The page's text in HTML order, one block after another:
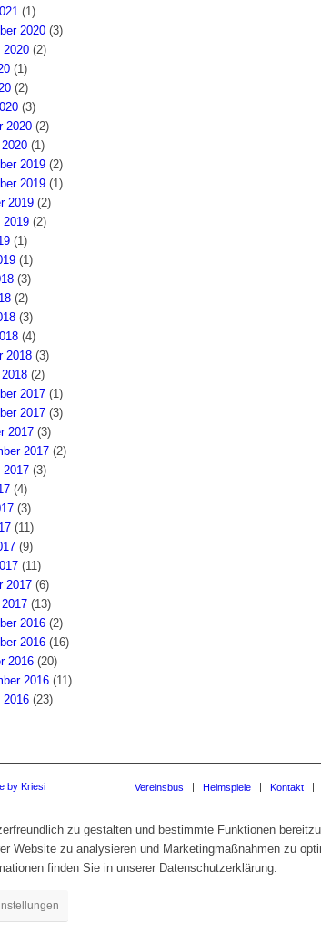
(1)
2020 (3)
2020 (2)
(1)
(2)
(3)
2020 (2)
(1)
2019 (2)
2019 (1)
2019 (2)
2019 (2)
(1)
(1)
(3)
(2)
(3)
(4)
2018 (3)
(2)
2017 (1)
2017 (3)
2017 (3)
2017 (2)
2017 (3)
(4)
(3)
(11)
(9)
(11)
2017 (6)
(13)
2016 (2)
2016 (16)
2016 (20)
2016 (11)
2016 (23)
by Kriesi Vereinsbus Heimspiele Kontakt
zu gestalten und bestimmte Funktionen
Website zu analysieren und Marketingmaßnahmen zu
finden Sie in unserer Datenschutzerklärung.